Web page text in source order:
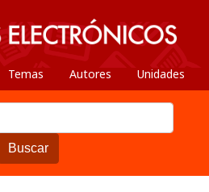
Temas Autores Unidades
Buscar